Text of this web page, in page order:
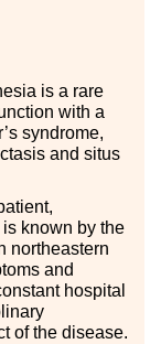
is a rare
with a
syndrome,
and situs
known by the
northeastern
and
hospital
of the disease.